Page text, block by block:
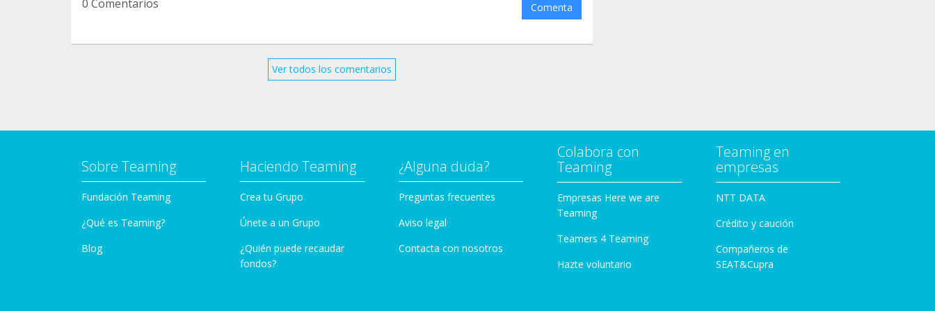
nosotros. Y si nadie aparece y estás pensando en darle una oportunidad a un compañero
Ayúdanos compartiendo para encontrar a su familia o, en su defecto, el hogar que Ramsés
0 Comentarios Comenta
Ver todos los comentarios
Sobre Teaming
Fundación Teaming
¿Qué es Teaming?
Blog
Haciendo Teaming
Crea tu Grupo
Únete a un Grupo
¿Quién puede recaudar
fondos?
¿Alguna duda?
Preguntas frecuentes
Aviso legal
Contacta con nosotros
Colabora con
Teaming
Empresas Here we are
Teaming
Teamers 4 Teaming
Hazte voluntario
Teaming en
empresas
NTT DATA
Crédito y caución
Compañeros de
SEAT&Cupra